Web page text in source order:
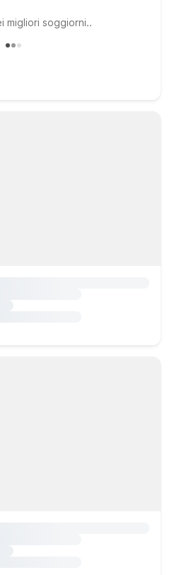
migliori soggiorni..